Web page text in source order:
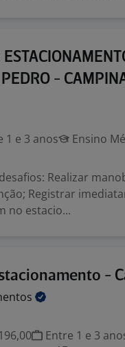
-
1 e 3 anos
Ensino
Realizar
Registrar
no estacio...
-
Entre 1 e 3